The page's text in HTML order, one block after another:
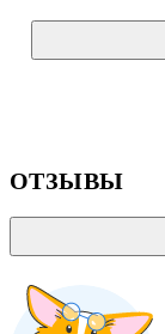
ОТЗЫВЫ